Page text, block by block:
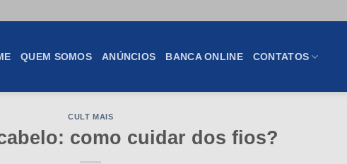
QUEM SOMOS ANÚNCIOS BANCA ONLINE CONTATOS
CULT MAIS
como cuidar dos fios?